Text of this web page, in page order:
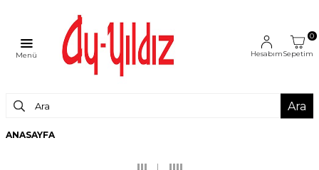
Menü Hesabım
0
Sepetim
Ara
ANASAYFA